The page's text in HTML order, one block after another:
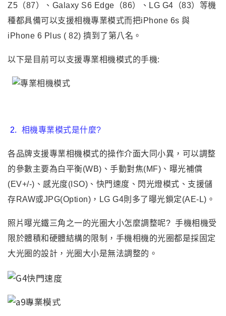
Z5（87）、Galaxy S6 Edge（86）、LG G4（83）等機
種都具備可以支援相機專業模式而把iPhone 6s 與
iPhone 6 Plus ( 82) 擠到了第八名。
以下是目前可以支援專業相機模式的手機:
2. 相機專業模式是什麼?
各品牌支援專業相機模式的操作介面大同小異 ，可以調整
的參數主要為白平衡(WB) 、手動對焦(MF) 、曝光補償
(EV+/-) 、感光度(ISO) 、快門速度 、閃光燈模式 、支援儲
存RAW或JPG(Option) ， LG G4則多了曝光鎖定(AE-L) 。
照片曝光鐵三角之一的光圈大小怎麼調整呢? 手機相機受
限於體積和硬體結構的限制，手機相機的光圈都是採固定
大光圈的設計 ，光圈大小是無法調整的 。